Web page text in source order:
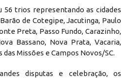
56 trios representando as cidades
de Cotegipe, Jacutinga, Paulo
Preta, Passo Fundo, Carazinho,
Bassano, Nova Prata, Vacaria,
Missões e Campos Novos/SC.
disputas e celebração, os